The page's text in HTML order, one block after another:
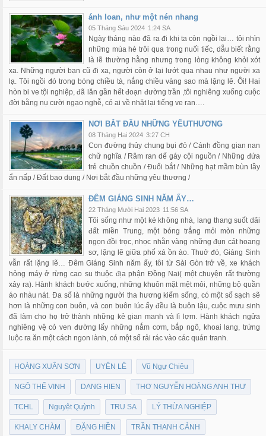
ánh loan, như một nén nhang
05 Tháng Sáu 2024 1:24 SA
Ngày tháng nào đã ra đi khi ta còn ngồi lại… tôi nhìn
những mùa hè trôi qua trong nuối tiếc, dẫu biết rằng
là lẽ thường hằng nhưng trong lòng không khỏi xót
xa. Những người bạn cũ đi xa, người còn ở lại lướt qua nhau như người xa
lạ. Tôi ngồi đó trong bóng chiều tà, nắng chiều vàng sao mà lặng lẽ. Ôi! Hai
hòn bi ve tội nghiệp, đã lăn gần hết đoạn đường trần ,tôi nghiêng xuống cuộc
đời bằng nụ cười ngạo nghễ, có ai về nhặt lại tiếng ve ran….
NƠI BẮT ĐẦU NHỮNG YÊUTHƯƠNG
08 Tháng Hai 2024 3:27 CH
Con đường thủy chung bụi đỏ / Cánh đồng gian nan
chữ nghĩa / Râm ran dế gáy cội nguồn / Những đứa
trẻ chuồn chuồn / Đuổi bắt / Những hạt mầm bùn lầy
ẩn nấp / Đất bao dung / Nơi bắt đầu những yêu thương /
ĐÊM GIÁNG SINH NĂM ẤY…
22 Tháng Mười Hai 2023 11:56 SA
Tôi sống như một kẻ không nhà, lang thang suốt dãi
đất miền Trung, một bóng trắng mỏi mòn những
ngọn đồi trọc, nhọc nhằn vàng những đụn cát hoang
sơ, lặng lẽ giữa phố xá ồn ào. Thuở đó, Giáng Sinh
vẫn rất lặng lẽ… Đêm Giáng Sinh năm ấy, tôi từ Sài Gòn trở về, xe khách
hỏng máy ở rừng cao su thuộc địa phận Đồng Nai( một chuyện rất thường
xảy ra). Hành khách bước xuống, những khuôn mặt mệt mỏi, những bộ quần
áo nhàu nát. Đa số là những người tha hương kiếm sống, có một số sạch sẽ
hơn là những con buôn, và con buôn lúc ấy đều là buôn lậu, cuộc mưu sinh
đã làm cho họ trở thành những kẻ gian manh và lì lợm. Hành khách ngửa
nghiêng vệ cỏ ven đường lấy những nắm cơm, bắp ngô, khoai lang, trứng
luộc ra ăn một cách ngon lành, có một số rải rác vào các quán tranh.
HOÀNG XUÂN SƠN UYÊN LÊ Vũ Ngự Chiêu
NGÔ THẾ VINH DANG HIEN THƠ NGUYỄN HOÀNG ANH THƯ
TCHL Nguyệt Quỳnh TRU SA LÝ THỪA NGHIỆP
KHALY CHÀM ĐẶNG HIỀN TRẦN THANH CẢNH